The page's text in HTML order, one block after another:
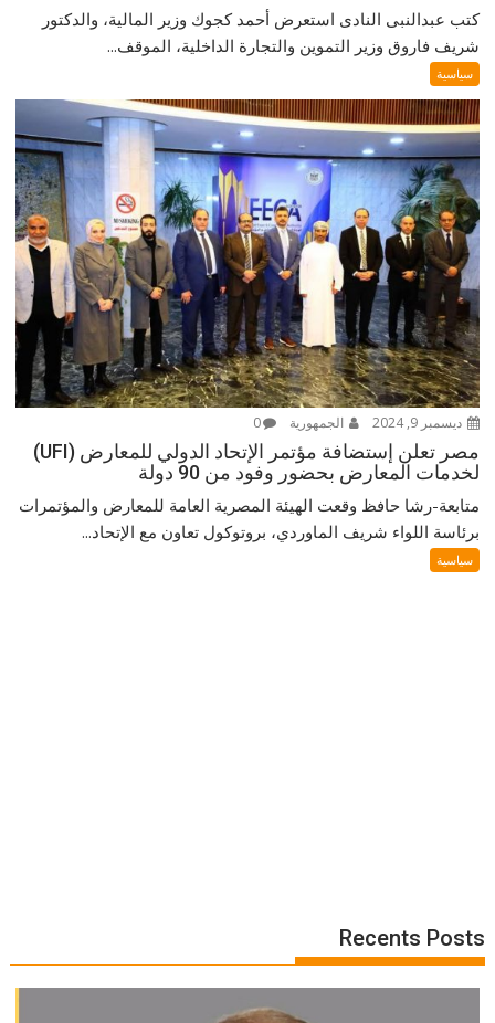
كتب عبدالنبى النادى استعرض أحمد كجوك وزير المالية، والدكتور
شريف فاروق وزير التموين والتجارة الداخلية، الموقف...
سياسية
ديسمبر 9, 2024 الجمهورية 0
مصر تعلن إستضافة مؤتمر الإتحاد الدولي للمعارض (UFI)
لخدمات المعارض بحضور وفود من 90 دولة
متابعة-رشا حافظ وقعت الهيئة المصرية العامة للمعارض والمؤتمرات
برئاسة اللواء شريف الماوردي، بروتوكول تعاون مع الإتحاد...
سياسية
Recents Posts